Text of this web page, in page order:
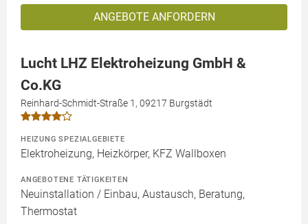
ANGEBOTE ANFORDERN
Lucht LHZ Elektroheizung GmbH &
Co.KG
Reinhard-Schmidt-Straße 1, 09217 Burgstädt
HEIZUNG SPEZIALGEBIETE
Elektroheizung, Heizkörper, KFZ Wallboxen
ANGEBOTENE TÄTIGKEITEN
Neuinstallation / Einbau, Austausch, Beratung,
Thermostat